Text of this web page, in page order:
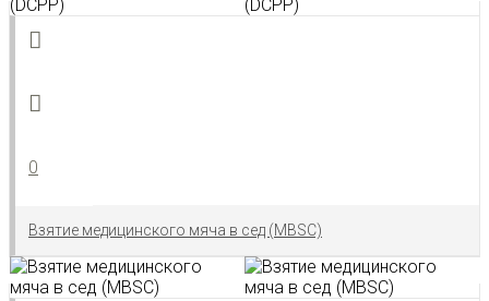
0
Взятие медицинского мяча в сед (MBSC)